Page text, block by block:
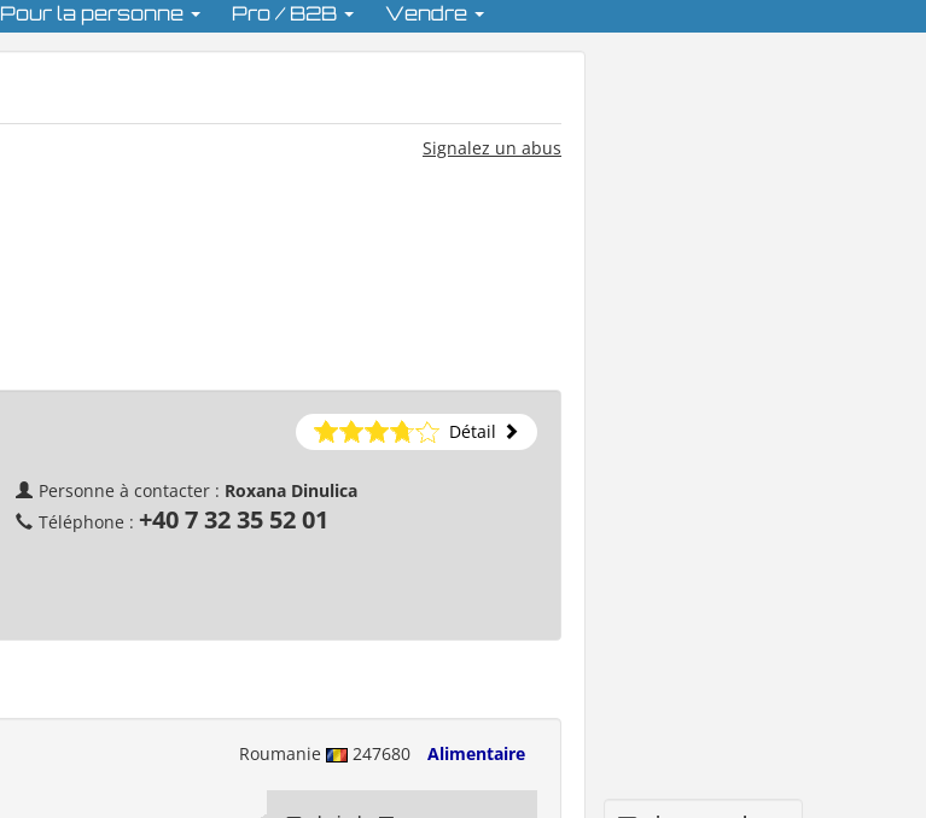
Pour la personne Pro / B2B Vendre
Signalez un abus
Détail
Personne à contacter : Roxana Dinulica
Téléphone : +40 7 32 35 52 01
Roumanie 247680 Alimentaire